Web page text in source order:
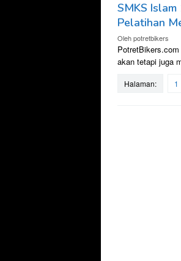
SMKS
Pelatihan
Olehpotretbikers
akan tetapi juga
Halaman: 1